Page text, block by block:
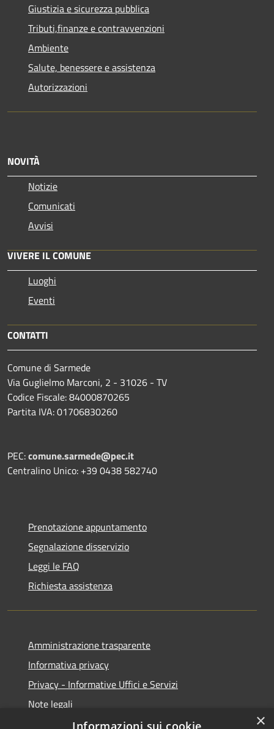
Giustizia e sicurezza pubblica
Tributi,finanze e contravvenzioni
Ambiente
Salute, benessere e assistenza
Autorizzazioni
NOVITÀ
Notizie
Comunicati
Avvisi
VIVERE IL COMUNE
Luoghi
Eventi
CONTATTI
Comune di Sarmede
Via Guglielmo Marconi, 2 - 31026 - TV
Codice Fiscale: 84000870265
Partita IVA: 01706830260
PEC:comune.sarmede@pec.it
Centralino Unico: +39 0438 582740
Prenotazione appuntamento
Segnalazione disservizio
Leggi le FAQ
Richiesta assistenza
Amministrazione trasparente
Informativa privacy
Privacy - Informative Uffici e Servizi
Note legali
Dichiarazione di accessibilità
×
Informazioni sui cookie